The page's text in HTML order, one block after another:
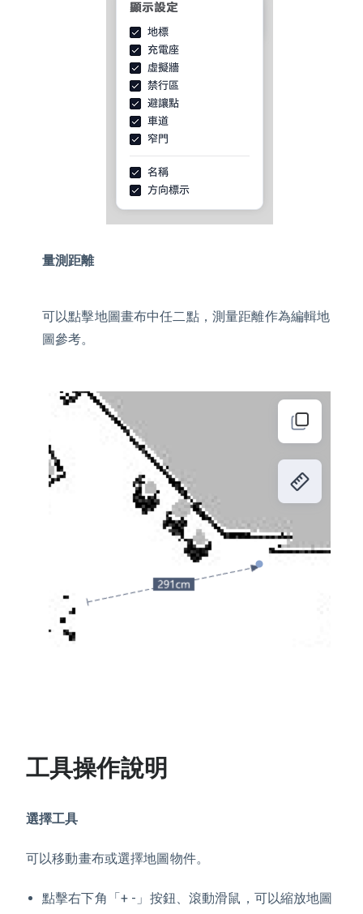
量測距離
可以點擊地圖畫布中任二點，測量距離作為編輯地
圖參考。
工具操作說明
選擇工具
可以移動畫布或選擇地圖物件。
點擊右下角「+ -」按鈕、滾動滑鼠，可以縮放地圖